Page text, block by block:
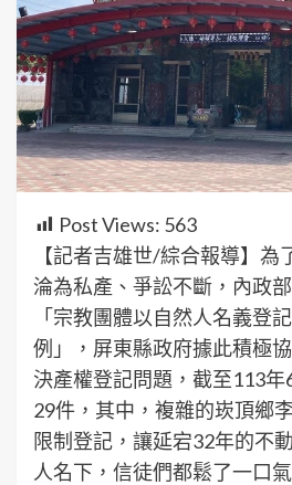
Post Views: 563
【記者吉雄世/綜合報導】為
淪為私產、爭訟不斷，內政
「宗教團體以自然人名義登
例」，屏東縣政府據此積極
決產權登記問題，截至113
29件，其中，複雜的崁頂鄉
限制登記，讓延宕32年的不
人名下，信徒們都鬆了一口氣